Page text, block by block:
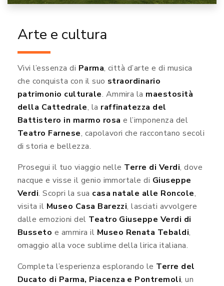
Arte e cultura
Vivi l’essenza di Parma, città d’arte e di musica
che conquista con il suo straordinario
patrimonio culturale. Ammira la maestosità
della Cattedrale, la raffinatezza del
Battistero in marmo rosa e l’imponenza del
Teatro Farnese, capolavori che raccontano secoli
di storia e bellezza.
Prosegui il tuo viaggio nelle Terre di Verdi, dove
nacque e visse il genio immortale di Giuseppe
Verdi. Scopri la sua casa natale alle Roncole,
visita il Museo Casa Barezzi, lasciati avvolgere
dalle emozioni del Teatro Giuseppe Verdi di
Busseto e ammira il Museo Renata Tebaldi,
omaggio alla voce sublime della lirica italiana.
Completa l’esperienza esplorando le Terre del
Ducato di Parma, Piacenza e Pontremoli, un